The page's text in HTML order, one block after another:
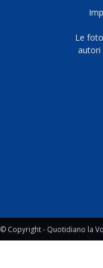
Le
autori
© Copyright - Quotidiano la